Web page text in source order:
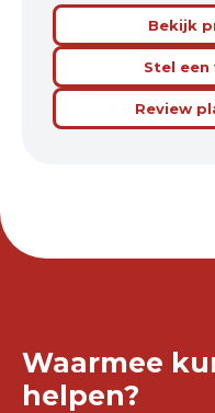
Bekijk
Stel een
Review
Waarmee
helpen?